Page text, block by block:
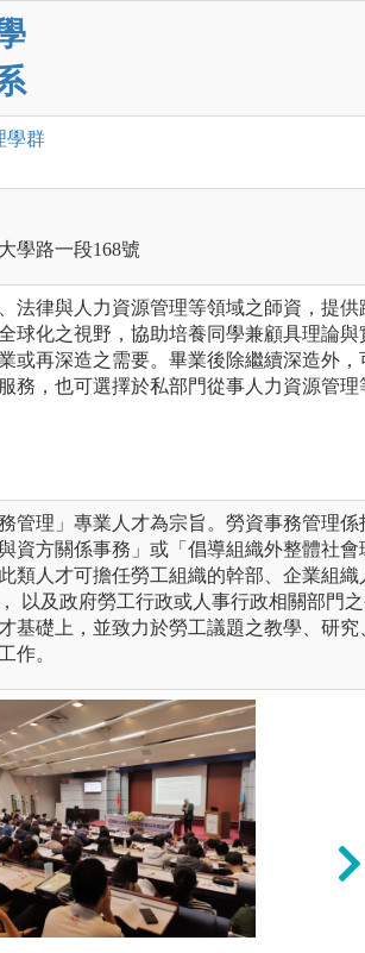
學群
學路一段168號
法律與人力資源管理等領域之師資，提供
球化之視野，協助培養同學兼顧具理論與
或再深造之需要。畢業後除繼續深造外，
務，也可選擇於私部門從事人力資源管理
管理」專業人才為宗旨。勞資事務管理係
資方關係事務」或「倡導組織外整體社會
類人才可擔任勞工組織的幹部、企業組織
以及政府勞工行政或人事行政相關部門
基礎上，並致力於勞工議題之教學、研究
作。